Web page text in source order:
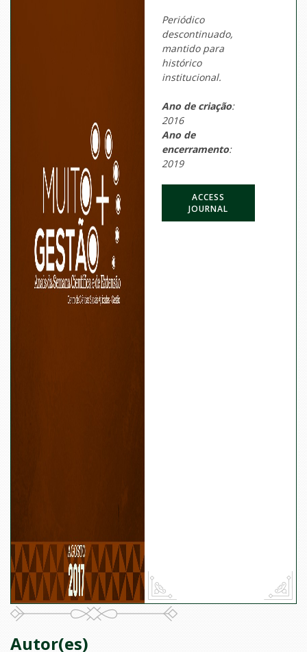
Periódico
descontinuado,
mantido para
histórico
institucional.
Ano de criação:
2016
Ano de
encerramento:
2019
ACCESS
JOURNAL
Autor(es)